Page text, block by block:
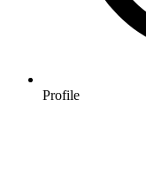
Profile